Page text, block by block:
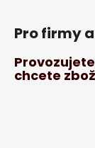
Pro firmy
chcete